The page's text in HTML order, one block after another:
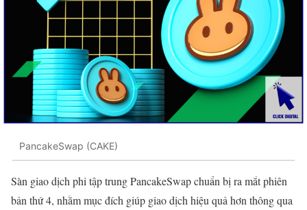
PancakeSwap (CAKE)
Sàn giao dịch phi tập trung PancakeSwap chuẩn bị ra mắt phiên
bản thứ 4, nhằm mục đích giúp giao dịch hiệu quả hơn thông qua